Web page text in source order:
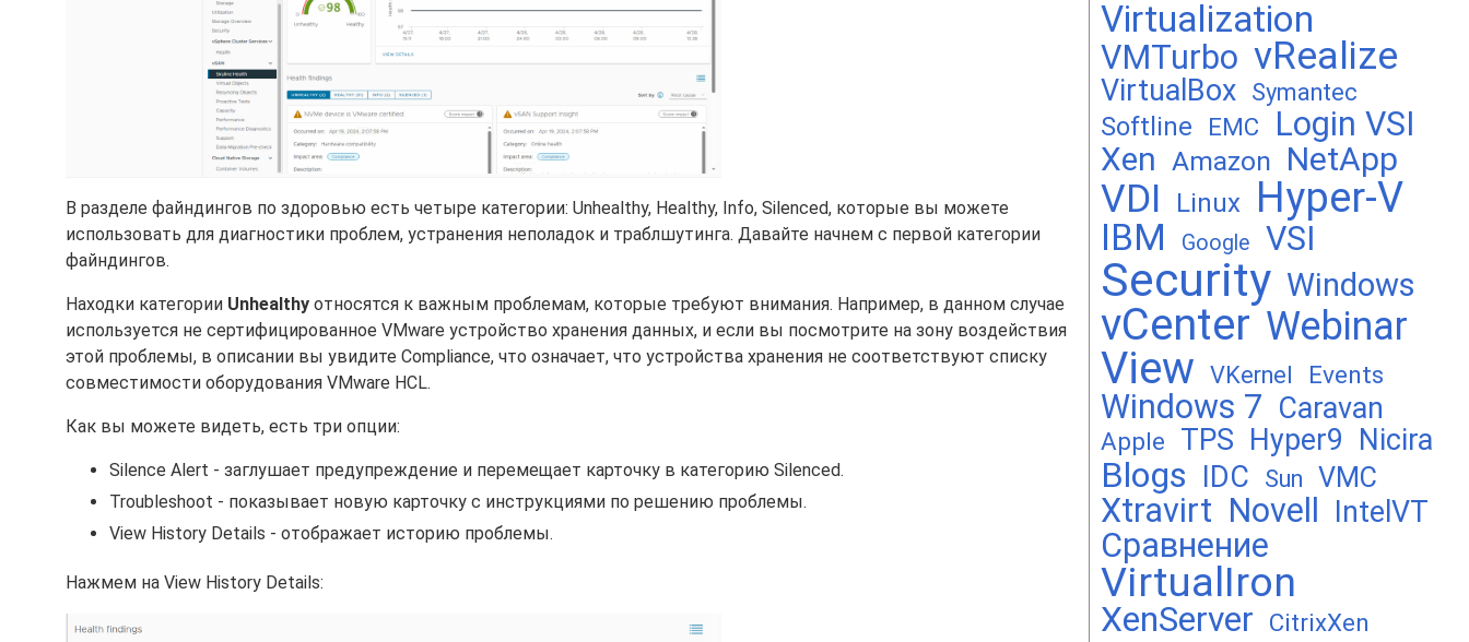
В разделе файндингов по здоровью есть четыре категории: Unhealthy, Healthy, Info, Silenced, которые вы можете
использовать для диагностики проблем, устранения неполадок и траблшутинга. Давайте начнем с первой категории
файндингов.
Находки категории Unhealthy относятся к важным проблемам, которые требуют внимания. Например, в данном случае
используется не сертифицированное VMware устройство хранения данных, и если вы посмотрите на зону воздействия
этой проблемы, в описании вы увидите Compliance, что означает, что устройства хранения не соответствуют списку
совместимости оборудования VMware HCL.
Как вы можете видеть, есть три опции:
Silence Alert - заглушает предупреждение и перемещает карточку в категорию Silenced.
Troubleshoot - показывает новую карточку с инструкциями по решению проблемы.
View History Details - отображает историю проблемы.
Нажмем на View History Details:
Virtualization
VMTurbo vRealize
VirtualBox Symantec
Softline EMC
Login VSI
Xen Amazon NetApp
VDI Linux Hyper-V
IBM Google VSI
Security Windows
vCenter Webinar
View VKernel Events
Windows 7 Caravan
Apple TPS Hyper9 Nicira
Blogs IDC Sun VMC
Xtravirt Novell IntelVT
Сравнение
VirtualIron
XenServer CitrixXen